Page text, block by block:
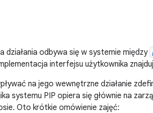
działania odbywa się w systemie między
interfejsu użytkownika
na jego wewnętrzne działanie
systemu PIP opiera się głównie na
Oto krótkie omówienie zajęć: